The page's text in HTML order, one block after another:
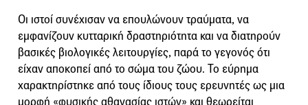
Οι ιστοί συνέχισαν να επουλώνουν τραύματα, να
εμφανίζουν κυτταρική δραστηριότητα και να διατηρούν
βασικές βιολογικές λειτουργίες, παρά το γεγονός ότι
είχαν αποκοπεί από το σώμα του ζώου. Το εύρημα
χαρακτηρίστηκε από τους ίδιους τους ερευνητές ως μια
μορφή «φυσικής αθανασίας ιστών» και θεωρείται